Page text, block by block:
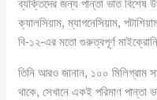
ব্যক্তিদের জন্য পান্তা ভাত বিশেষ
ক্যালসিয়াম, ম্যাগনেসিয়াম,
বি-১২-এর মতো গুরুত্বপূর্ণ
তিনি আরও জানান, ১০০ মিলিগ্রাম
থাকে, সেখানে একই পরিমাণ পান্তা